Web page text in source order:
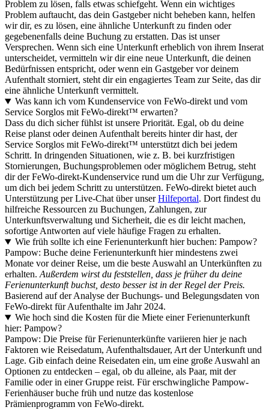
Problem zu lösen, falls etwas schiefgeht. Wenn ein wichtiges
Problem auftaucht, das dein Gastgeber nicht beheben kann, helfen
wir dir, es zu lösen, eine ähnliche Unterkunft zu finden oder
gegebenenfalls deine Buchung zu erstatten. Das ist unser
Versprechen. Wenn sich eine Unterkunft erheblich von ihrem Inserat
unterscheidet, vermitteln wir dir eine neue Unterkunft, die deinen
Bedürfnissen entspricht, oder wenn ein Gastgeber vor deinem
Aufenthalt storniert, steht dir ein engagiertes Team zur Seite, das dir
eine ähnliche Unterkunft vermittelt.
Was kann ich vom Kundenservice von FeWo-direkt und vom
Service Sorglos mit FeWo-direkt™ erwarten?
Dass du dich sicher fühlst ist unsere Priorität. Egal, ob du deine
Reise planst oder deinen Aufenthalt bereits hinter dir hast, der
Service Sorglos mit FeWo-direkt™ unterstützt dich bei jedem
Schritt. In dringenden Situationen, wie z. B. bei kurzfristigen
Stornierungen, Buchungsproblemen oder möglichem Betrug, steht
dir der FeWo-direkt-Kundenservice rund um die Uhr zur Verfügung,
um dich bei jedem Schritt zu unterstützen. FeWo-direkt bietet auch
Unterstützung per Live-Chat über unserHilfeportal. Dort findest du
hilfreiche Ressourcen zu Buchungen, Zahlungen, zur
Unterkunftsverwaltung und Sicherheit, die es dir leicht machen,
sofortige Antworten auf viele häufige Fragen zu erhalten.
Wie früh sollte ich eine Ferienunterkunft hier buchen: Pampow?
Pampow: Buche deine Ferienunterkunft hier mindestens zwei
Monate vor deiner Reise, um die beste Auswahl an Unterkünften zu
erhalten. Außerdem wirst du feststellen, dass je früher du deine
Ferienunterkunft buchst, desto besser ist in der Regel der Preis.
Basierend auf der Analyse der Buchungs- und Belegungsdaten von
FeWo-direkt für Aufenthalte im Jahr 2024.
Wie hoch sind die Kosten für die Miete einer Ferienunterkunft
hier: Pampow?
Pampow: Die Preise für Ferienunterkünfte variieren hier je nach
Faktoren wie Reisedatum, Aufenthaltsdauer, Art der Unterkunft und
Lage. Gib einfach deine Reisedaten ein, um eine große Auswahl an
Optionen zu entdecken – egal, ob du alleine, als Paar, mit der
Familie oder in einer Gruppe reist. Für erschwingliche Pampow-
Ferienhäuser buche früh und nutze das kostenlose
Prämienprogramm von FeWo-direkt.